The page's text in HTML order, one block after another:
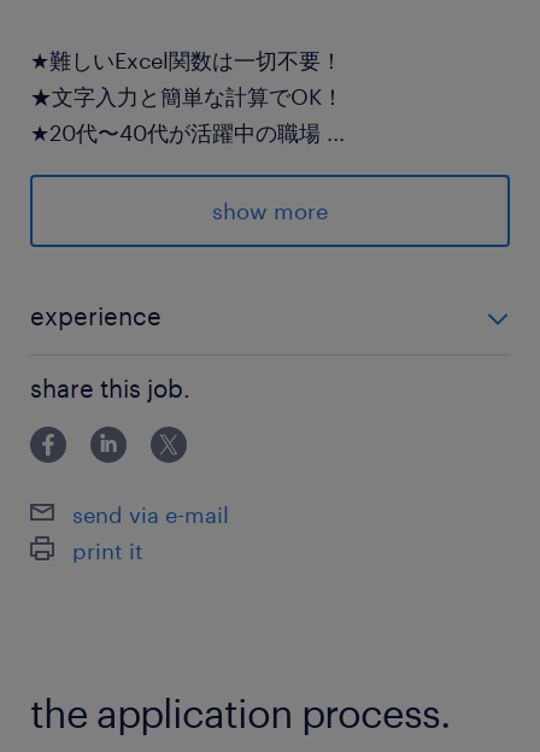
★難しいExcel関数は一切不要！
★文字入力と簡単な計算でOK！
★20代〜40代が活躍中の職場 ...
私立大学です
最寄駅
京王線、京王動物園線、多摩モノレール／高幡不
動駅（バス11分）
小田急多摩線／小田急多摩センター駅（バス14
休日休暇
心配なし
show more
experience
（ブランクの方もご相談ください！）
share this job.
send via e-mail
print it
the application process.